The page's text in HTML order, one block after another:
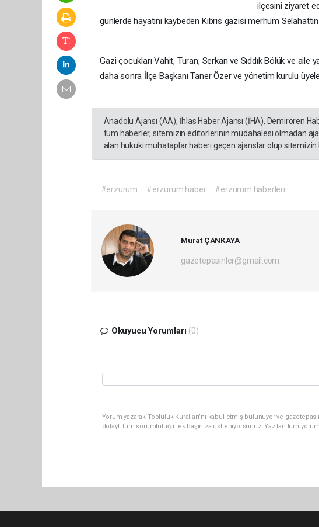
ilçesini ziyaret
günlerde hayatını kaybeden Kıbrıs gazisi merhum
Gazi çocukları Vahit, Turan, Serkan ve Sıddık Bölük ve aile
daha sonra İlçe Başkanı Taner Özer ve yönetim kurulu
Anadolu Ajansı (AA), İhlas Haber Ajansı (İHA), Demirören
tüm haberler, sitemizin editörlerinin müdahalesi olmadan
alan hukuki muhataplar haberi geçen ajanslar olup sitemizin
#erzurum #erzurum haber #erzurum haberleri
Murat ÇANKAYA
gazetepasinler@gmail.com
Okuyucu Yorumları (0)
Yorum yazarak Topluluk Kuralları’nı kabul etmiş bulunuyor ve
dolaylı tüm sorumluluğu tek başınıza üstleniyorsunuz. Yazılan tüm